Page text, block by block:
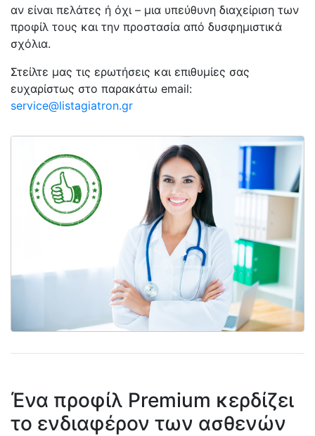
αν είναι πελάτες ή όχι – μια υπεύθυνη διαχείριση των
προφίλ τους και την προστασία από δυσφημιστικά
σχόλια.
Στείλτε μας τις ερωτήσεις και επιθυμίες σας
ευχαρίστως στο παρακάτω email:
service@listagiatron.gr
Ένα προφίλ Premium κερδίζει
το ενδιαφέρον των ασθενών